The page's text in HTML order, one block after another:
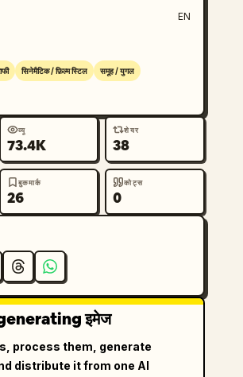
EN
सिनेमैटिक / फ़िल्म स्टिल समूह / युगल
व्यू
73.4K
शेयर
38
बुकमार्क
26
कोट्स
0
इमेज
process them, generate
distribute it from one AI